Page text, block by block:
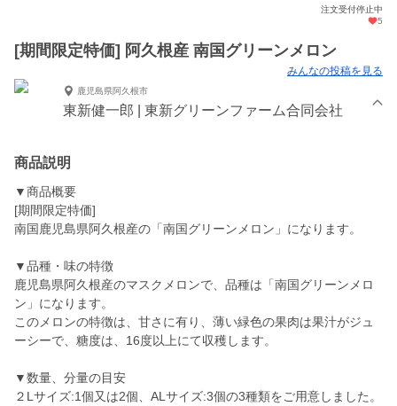
注文受付停止中
5
[期間限定特価] 阿久根産 南国グリーンメロン
みんなの投稿を見る
鹿児島県阿久根市
東新健一郎 | 東新グリーンファーム合同会社
商品説明
▼商品概要
[期間限定特価]
南国鹿児島県阿久根産の「南国グリーンメロン」になります。
▼品種・味の特徴
鹿児島県阿久根産のマスクメロンで、品種は「南国グリーンメロ
ン」になります。
このメロンの特徴は、甘さに有り、薄い緑色の果肉は果汁がジュ
ーシーで、糖度は、16度以上にて収穫します。
▼数量、分量の目安
２Lサイズ:1個又は2個、ALサイズ:3個の3種類をご用意しました。